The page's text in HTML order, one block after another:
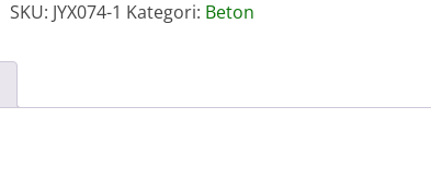
Beton
SKU: JYX074-1 Kategori: Beton